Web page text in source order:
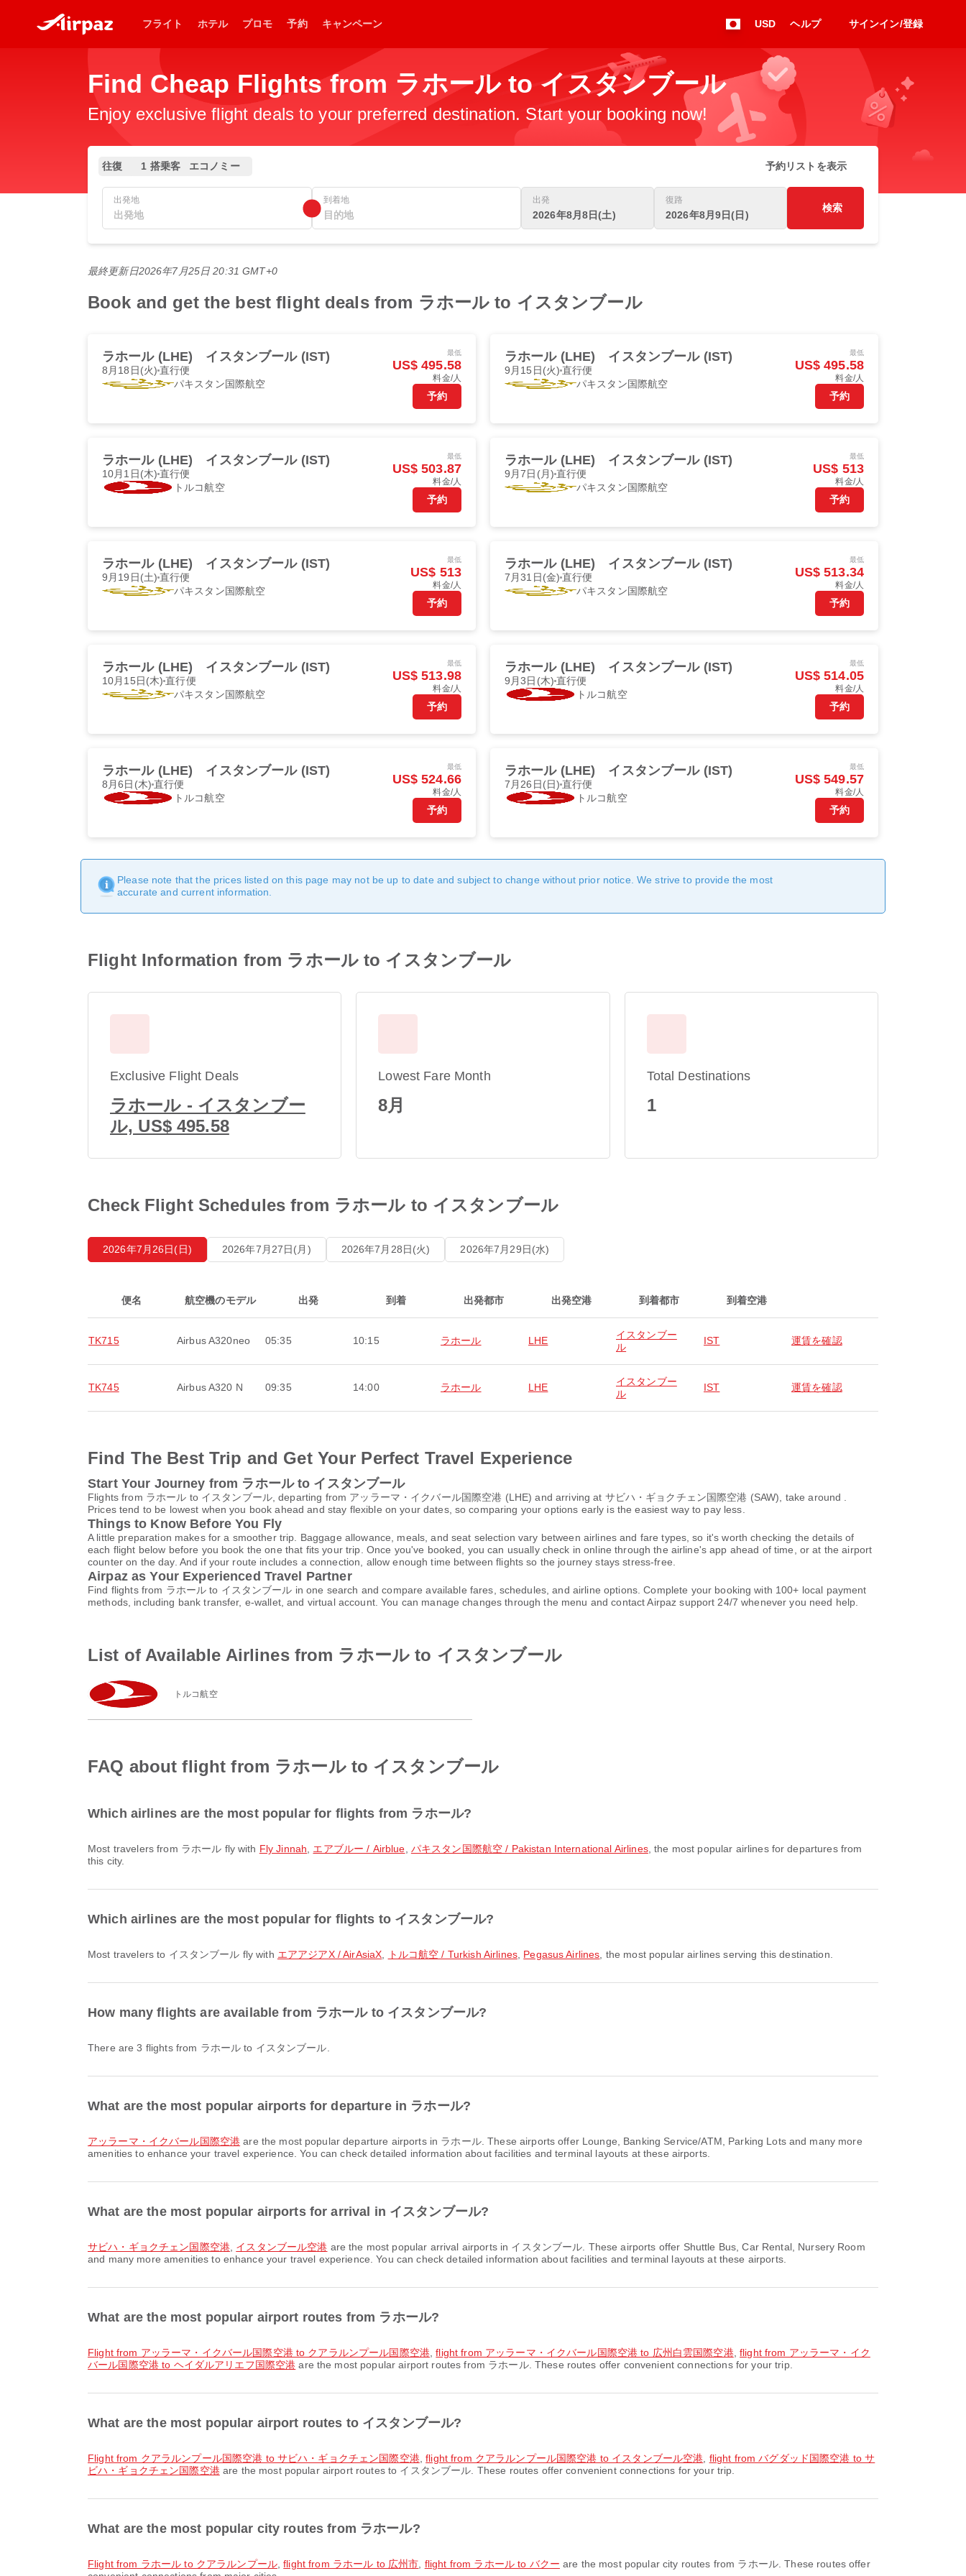
フライト ホテル プロモ 予約 キャンペーン USD ヘルプ サインイン/登録
Find Cheap Flights from ラホール to イスタンブール
Enjoy exclusive flight deals to your preferred destination. Start your booking now!
往復 1 搭乗客 エコノミー 予約リストを表示
出発地 到着地 出発
2026年8月8日(土)
復路
2026年8月9日(日)
検索
最終更新日2026年7月25日 20:31 GMT+0
Book and get the best flight deals from ラホール to イスタンブール
ラホール (LHE) イスタンブール (IST)
8月18日(火)直行便
パキスタン国際航空
最低
US$ 495.58
料金/人
予約
ラホール (LHE) イスタンブール (IST)
9月15日(火)直行便
パキスタン国際航空
最低
US$ 495.58
料金/人
予約
ラホール (LHE) イスタンブール (IST)
10月1日(木)直行便
トルコ航空
最低
US$ 503.87
料金/人
予約
ラホール (LHE) イスタンブール (IST)
9月7日(月) 直行便
パキスタン国際航空
最低
US$ 513
料金/人
予約
ラホール (LHE) イスタンブール (IST)
9月19日(土)直行便
パキスタン国際航空
最低
US$ 513
料金/人
予約
ラホール (LHE) イスタンブール (IST)
7月31日(金)直行便
パキスタン国際航空
最低
US$ 513.34
料金/人
予約
ラホール (LHE) イスタンブール (IST)
10月15日(木)直行便
パキスタン国際航空
最低
US$ 513.98
料金/人
予約
ラホール (LHE) イスタンブール (IST)
9月3日(木) 直行便
トルコ航空
最低
US$ 514.05
料金/人
予約
ラホール (LHE) イスタンブール (IST)
8月6日(木) 直行便
トルコ航空
最低
US$ 524.66
料金/人
予約
ラホール (LHE) イスタンブール (IST)
7月26日(日)直行便
トルコ航空
最低
US$ 549.57
料金/人
予約
Please note that the prices listed on this page may not be up to date and subject to change without prior notice. We strive to provide the most
accurate and current information.
Flight Information from ラホール to イスタンブール
Exclusive Flight Deals
ラホール - イスタンブー
ル, US$ 495.58
Lowest Fare Month
8月
Total Destinations
1
Check Flight Schedules from ラホール to イスタンブール
2026年7月26日(日) 2026年7月27日(月) 2026年7月28日(火) 2026年7月29日(水)
便名 航空機のモデル 出発 到着 出発都市 出発空港 到着都市 到着空港
TK715 Airbus A320neo 05:35 10:15 ラホール LHE
イスタンブー
ル
IST 運賃を確認
TK745 Airbus A320 N 09:35 14:00 ラホール LHE
イスタンブー
ル
IST 運賃を確認
Find The Best Trip and Get Your Perfect Travel Experience
Start Your Journey from ラホール to イスタンブール
Flights from ラホール to イスタンブール, departing from アッラーマ・イクバール国際空港 (LHE) and arriving at サビハ・ギョクチェン国際空港 (SAW), take around .
Prices tend to be lowest when you book ahead and stay flexible on your dates, so comparing your options early is the easiest way to pay less.
Things to Know Before You Fly
A little preparation makes for a smoother trip. Baggage allowance, meals, and seat selection vary between airlines and fare types, so it's worth checking the details of
each flight below before you book the one that fits your trip. Once you've booked, you can usually check in online through the airline's app ahead of time, or at the airport
counter on the day. And if your route includes a connection, allow enough time between flights so the journey stays stress-free.
Airpaz as Your Experienced Travel Partner
Find flights from ラホール to イスタンブール in one search and compare available fares, schedules, and airline options. Complete your booking with 100+ local payment
methods, including bank transfer, e-wallet, and virtual account. You can manage changes through the menu and contact Airpaz support 24/7 whenever you need help.
List of Available Airlines from ラホール to イスタンブール
トルコ航空
FAQ about flight from ラホール to イスタンブール
Which airlines are the most popular for flights from ラホール?
Most travelers from ラホール fly with Fly Jinnah エアブルー / Airblue パキスタン国際航空 / Pakistan International Airlines, the most popular airlines for departures from
this city.
Which airlines are the most popular for flights to イスタンブール?
Most travelers to イスタンブール fly with エアアジアX / AirAsiaX トルコ航空 / Turkish Airlines, Pegasus Airlines , the most popular airlines serving this destination.
How many flights are available from ラホール to イスタンブール?
There are 3 flights from ラホール to イスタンブール.
What are the most popular airports for departure in ラホール?
アッラーマ・イクバール国際空港 are the most popular departure airports in ラホール. These airports offer Lounge, Banking Service/ATM, Parking Lots and many more
amenities to enhance your travel experience. You can check detailed information about facilities and terminal layouts at these airports.
What are the most popular airports for arrival in イスタンブール?
サビハ・ギョクチェン国際空港, イスタンブール空港 are the most popular arrival airports in イスタンブール. These airports offer Shuttle Bus, Car Rental, Nursery Room
and many more amenities to enhance your travel experience. You can check detailed information about facilities and terminal layouts at these airports.
What are the most popular airport routes from ラホール?
flight from アッラーマ・イクバール国際空港 to クアラルンプール国際空港 ,flight from アッラーマ・イクバール国際空港 to 広州白雲国際空港,flight from アッラーマ・イク
バール国際空港 to ヘイダルアリエフ国際空港 are the most popular airport routes from ラホール. These routes offer convenient connections for your trip.
What are the most popular airport routes to イスタンブール?
flight from クアラルンプール国際空港 to サビハ・ギョクチェン国際空港,flight from クアラルンプール国際空港 to イスタンブール空港 flight from バグダッド国際空港 to サ
ビハ・ギョクチェン国際空港are the most popular airport routes to イスタンブール. These routes offer convenient connections for your trip.
What are the most popular city routes from ラホール?
flight from ラホール to クアラルンプール,flight from ラホール to 広州市 flight from ラホール to バクー are the most popular city routes from ラホール. These routes offer